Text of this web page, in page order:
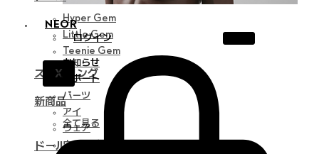
NEOR
ログイン
X
お知らせ
サポート
新商品
全て見る
ドール
Hyper Gem
Little Gem
Teenie Gem
スタイリング
パーツ
アイ
ウェア
ウィッグ